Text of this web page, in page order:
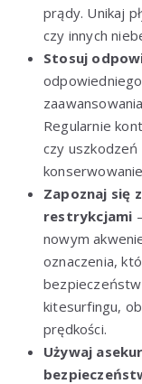
prądy. Unikaj
czy innych
Stosuj
Regularnie
czy
Zapoznaj się
restrykcjami
nowym
oznaczenia,
kitesurfingu,
prędkości.
Używaj